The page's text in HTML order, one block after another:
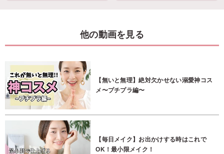
他の動画を見る
【無いと無理】絶対欠かせない溺愛神コス
メ〜プチプラ編〜
【毎日メイク】お出かけする時はこれで
OK！最小限メイク！